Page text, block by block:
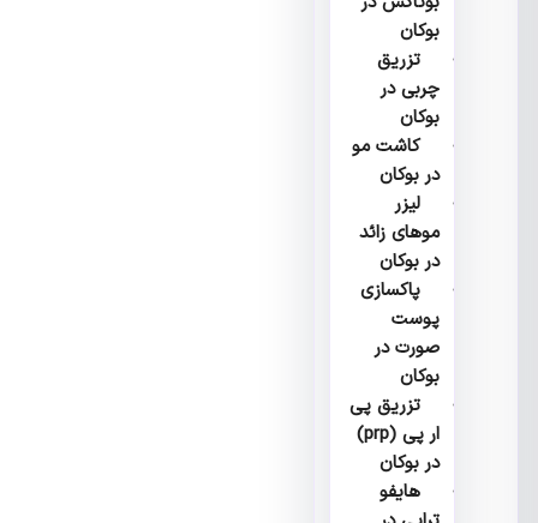
بوکان
تزریق
چربی در
بوکان
کاشت مو
در بوکان
لیزر
موهای زائد
در بوکان
پاکسازی
پوست
صورت در
بوکان
تزریق پی
ار پی (prp)
در بوکان
هایفو